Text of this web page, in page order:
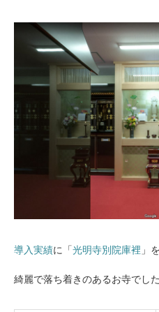
導入実績に「光明寺別院庫裡 」
綺麗で落ち着きのあるお寺でした